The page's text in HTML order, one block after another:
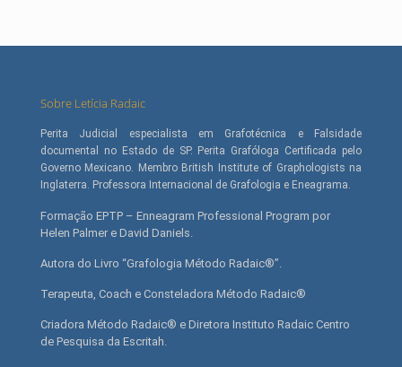
Sobre Letícia Radaic
Perita Judicial especialista em Grafotécnica e Falsidade
documental no Estado de SP. Perita Grafóloga Certificada pelo
Governo Mexicano. Membro British Institute of Graphologists na
Inglaterra. Professora Internacional de Grafologia e Eneagrama.
Formação EPTP – Enneagram Professional Program por
Helen Palmer e David Daniels.
Autora do Livro “Grafologia Método Radaic®”.
Terapeuta, Coach e Consteladora Método Radaic®
Criadora Método Radaic® e Diretora Instituto Radaic Centro
de Pesquisa da Escritah.